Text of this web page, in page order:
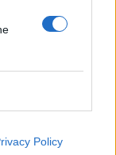
Policy
SEZIONE
LEGGE
S.p.A.
LEGGE